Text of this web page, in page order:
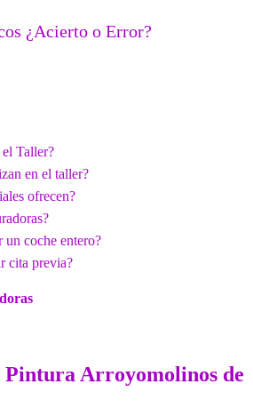
¿Acierto o Error?
Taller?
en el taller?
ofrecen?
un coche entero?
cita previa?
Arroyomolinos de